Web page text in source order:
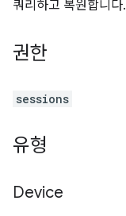
쿼리하고 복원합니다.
권한
sessions
유형
Device